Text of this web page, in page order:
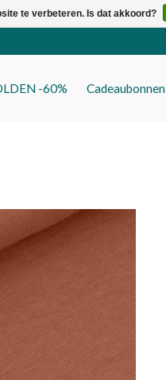
-60% Cadeaubonnen
te verbeteren. Is dat akkoord?